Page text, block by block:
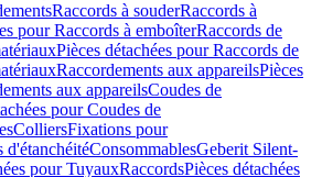
Raccords à souderRaccords à
pour Raccords à emboîterRaccords de
Pièces détachées pour Raccords de
Raccordements aux appareilsPièces
aux appareilsCoudes de
pour Coudes de
ColliersFixations pour
d'étanchéitéConsommablesGeberit Silent-
pour TuyauxRaccordsPièces détachées